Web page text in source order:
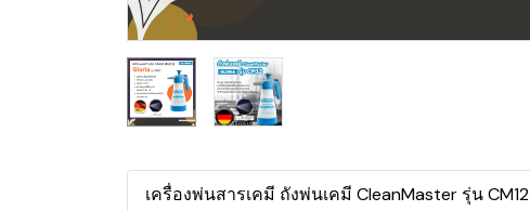
เครื่องพ่นสารเคมี ถังพ่นเคมี CleanMaster รุ่น CM12